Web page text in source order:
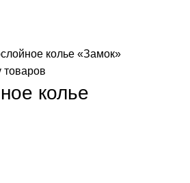
колье «Замок»
товаров
колье